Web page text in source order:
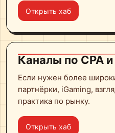
Открыть хаб
Каналы по CPA
Если нужен более
партнёрки, iGaming,
практика по рынку.
Открыть хаб